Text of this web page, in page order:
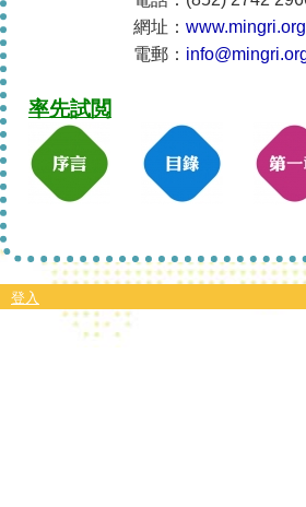
網址：
電郵：
率先試閲
登入